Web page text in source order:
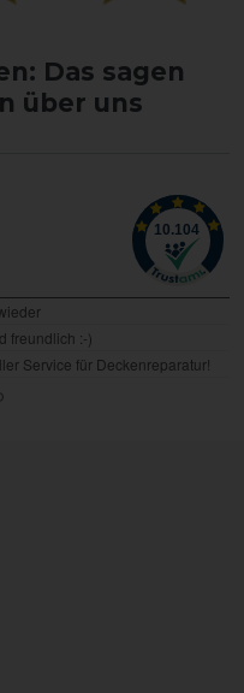
Das sagen
über uns